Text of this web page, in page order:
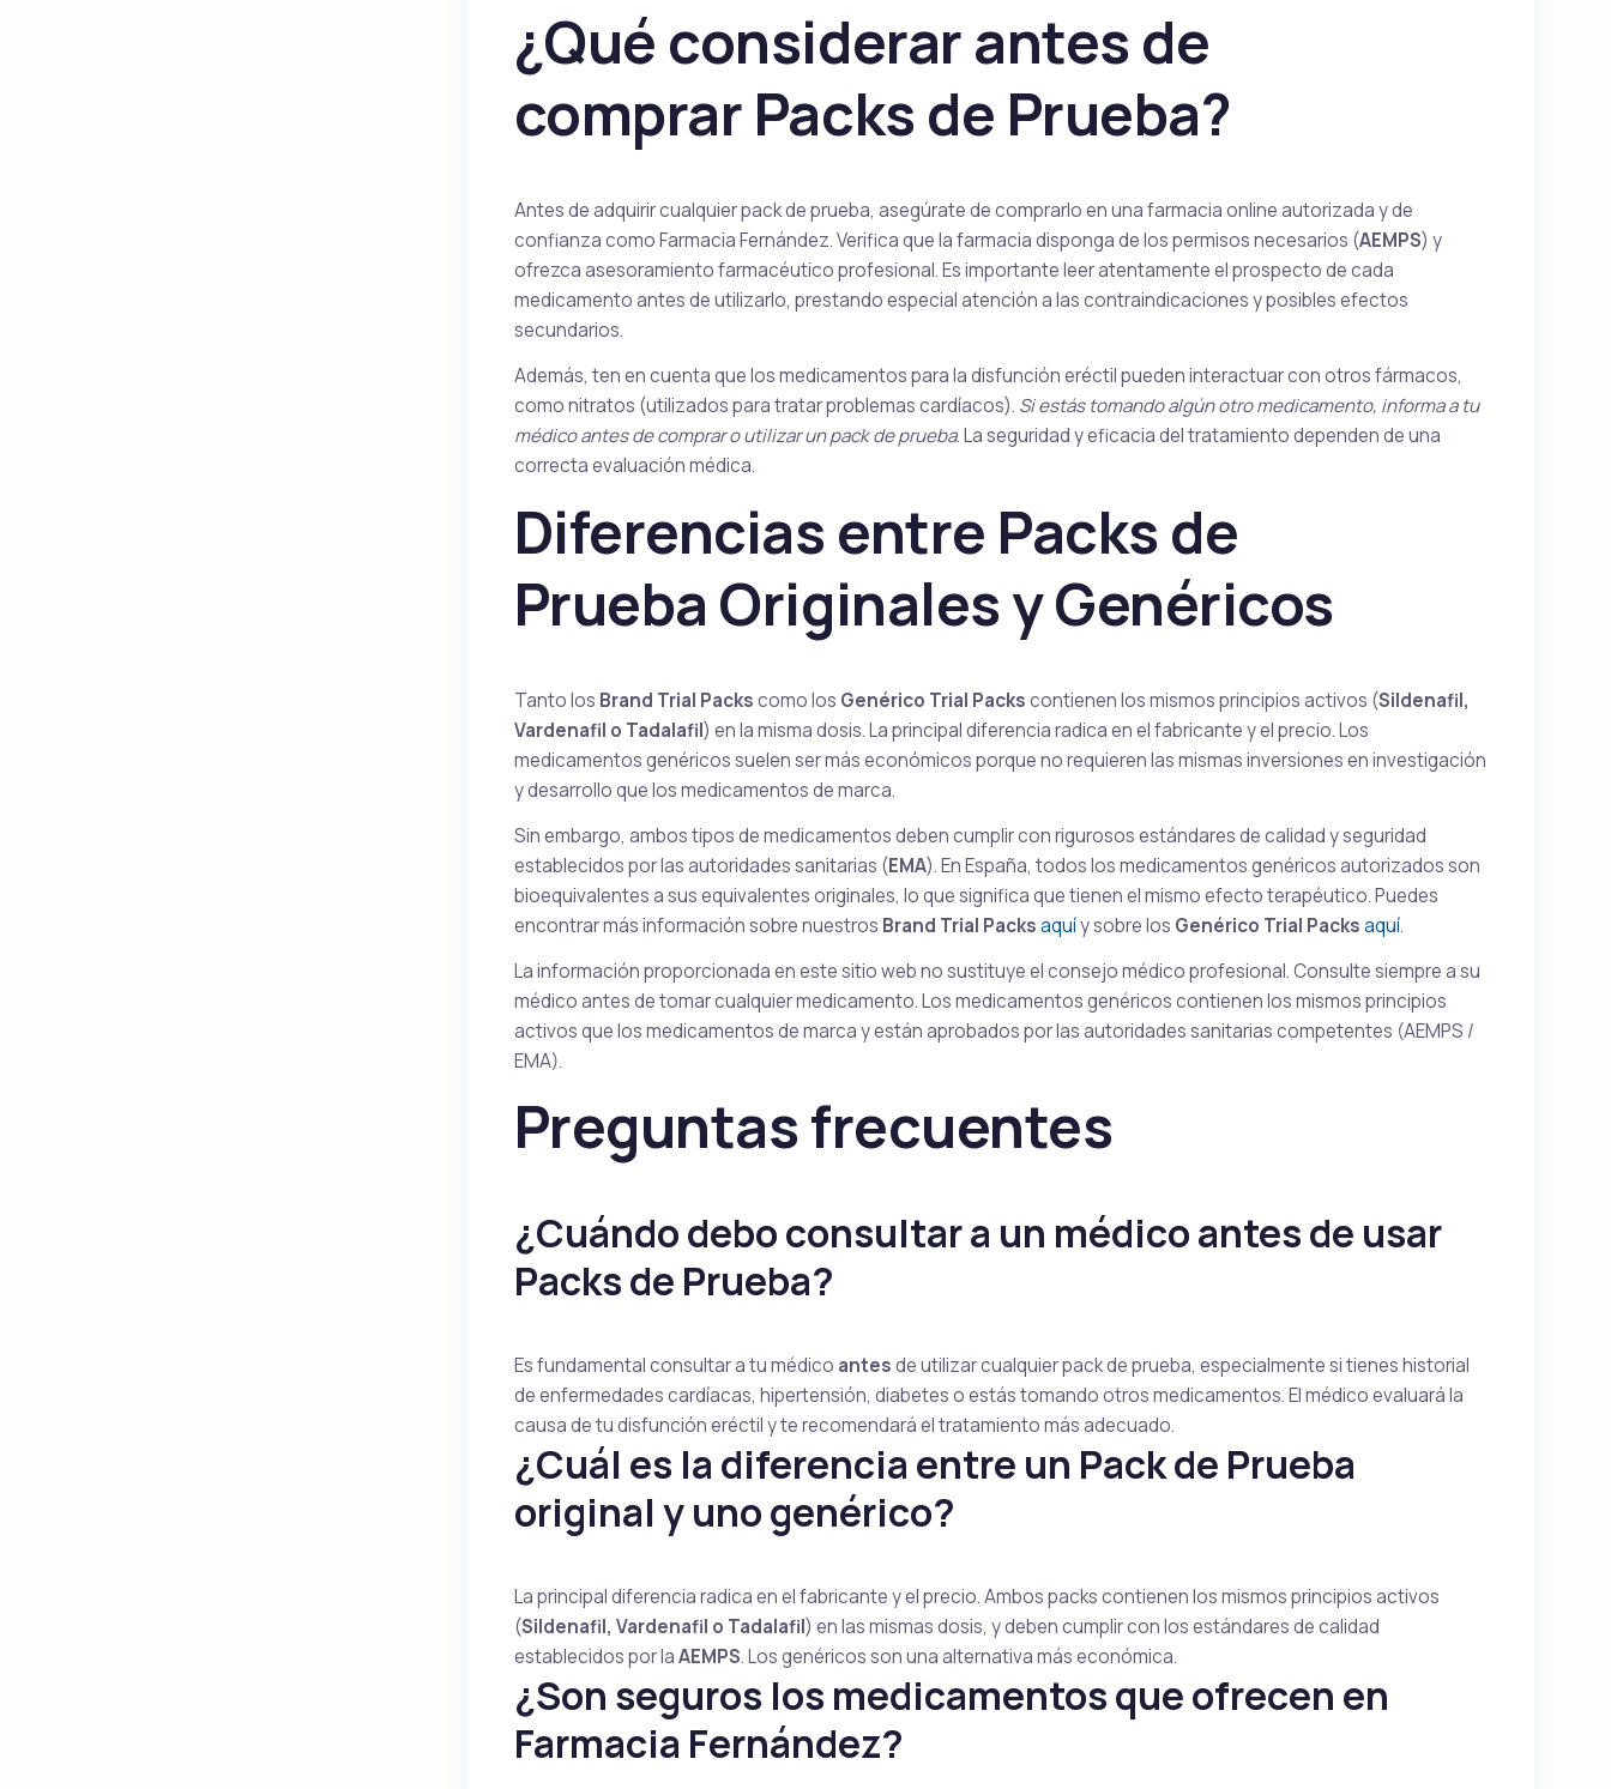
¿Qué considerar antes de
comprar Packs de Prueba?
Antes de adquirir cualquier pack de prueba, asegúrate de comprarlo en una farmacia online autorizada y de
confianza como Farmacia Fernández. Verifica que la farmacia disponga de los permisos necesarios (AEMPS) y
ofrezca asesoramiento farmacéutico profesional. Es importante leer atentamente el prospecto de cada
medicamento antes de utilizarlo, prestando especial atención a las contraindicaciones y posibles efectos
secundarios.
Además, ten en cuenta que los medicamentos para la disfunción eréctil pueden interactuar con otros fármacos,
como nitratos (utilizados para tratar problemas cardíacos). Si estás tomando algún otro medicamento, informa a tu
médico antes de comprar o utilizar un pack de prueba. La seguridad y eficacia del tratamiento dependen de una
correcta evaluación médica.
Diferencias entre Packs de
Prueba Originales y Genéricos
Tanto los Brand Trial Packscomo los Genérico Trial Packscontienen los mismos principios activos (Sildenafil,
Vardenafil o Tadalafil) en la misma dosis. La principal diferencia radica en el fabricante y el precio. Los
medicamentos genéricos suelen ser más económicos porque no requieren las mismas inversiones en investigación
y desarrollo que los medicamentos de marca.
Sin embargo, ambos tipos de medicamentos deben cumplir con rigurosos estándares de calidad y seguridad
establecidos por las autoridades sanitarias (EMA). En España, todos los medicamentos genéricos autorizados son
bioequivalentes a sus equivalentes originales, lo que significa que tienen el mismo efecto terapéutico. Puedes
encontrar más información sobre nuestros Brand Trial Packsaquíy sobre los Genérico Trial Packsaquí.
La información proporcionada en este sitio web no sustituye el consejo médico profesional. Consulte siempre a su
médico antes de tomar cualquier medicamento. Los medicamentos genéricos contienen los mismos principios
activos que los medicamentos de marca y están aprobados por las autoridades sanitarias competentes (AEMPS /
EMA).
Preguntas frecuentes
¿Cuándo debo consultar a un médico antes de usar
Packs de Prueba?
Es fundamental consultar a tu médico antesde utilizar cualquier pack de prueba, especialmente si tienes historial
de enfermedades cardíacas, hipertensión, diabetes o estás tomando otros medicamentos. El médico evaluará la
causa de tu disfunción eréctil y te recomendará el tratamiento más adecuado.
¿Cuál es la diferencia entre un Pack de Prueba
original y uno genérico?
La principal diferencia radica en el fabricante y el precio. Ambos packs contienen los mismos principios activos
(Sildenafil, Vardenafil o Tadalafil) en las mismas dosis, y deben cumplir con los estándares de calidad
establecidos por laAEMPS. Los genéricos son una alternativa más económica.
¿Son seguros los medicamentos que ofrecen en
Farmacia Fernández?